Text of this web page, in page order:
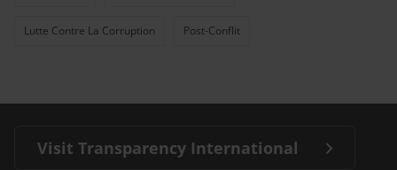
Lutte Contre La Corruption Post-Conflit
Visit Transparency International